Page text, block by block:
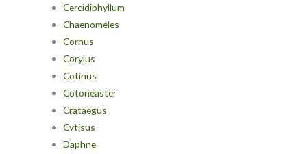
Cercidiphyllum
Chaenomeles
Cornus
Corylus
Cotinus
Cotoneaster
Crataegus
Cytisus
Daphne